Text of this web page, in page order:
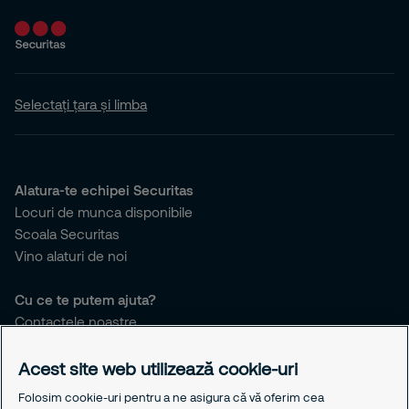
Evenimente
MySecuritas
Selectați țara și limba
Alatura-te echipei Securitas
Locuri de munca disponibile
Scoala Securitas
Vino alaturi de noi
Cu ce te putem ajuta?
Contactele noastre
Responsabilitatea noastra
Acest site web utilizează cookie-uri
Folosim cookie-uri pentru a ne asigura că vă oferim cea